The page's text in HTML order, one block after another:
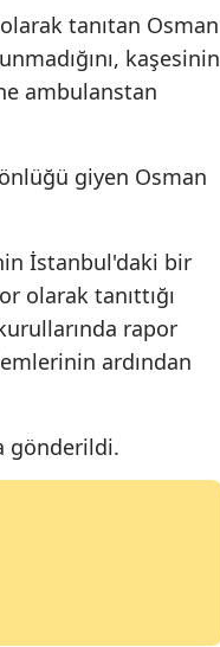
tanıtan Osman
kaşesinin
ambulanstan
giyen Osman
İstanbul'daki bir
olarak tanıttığı
rapor
ardından
gönderildi.